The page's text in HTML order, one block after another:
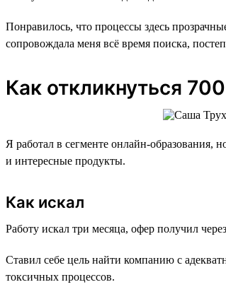
Понравилось, что процессы здесь
сопровождала меня всё время поиска,
Как откликнуться
Я работал в сегменте онлайн-образования,
и интересные продукты.
Как искал
Работу искал три месяца, офер получил
Ставил себе цель найти компанию с
токсичных процессов.